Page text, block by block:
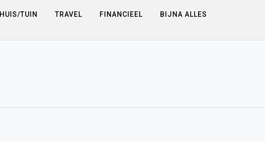
HUIS/TUIN TRAVEL FINANCIEEL BIJNA ALLES